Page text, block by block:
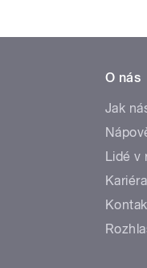
O nás
Jak
Lidé v
Kariéra